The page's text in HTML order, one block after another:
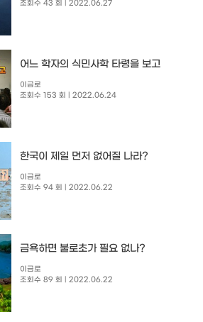
조회수 43 회 | 2022.06.27
어느 학자의 식민사학 타령을 보고
이금로
조회수 153 회
| 2022.06.24
한국이 제일 먼저 없어질 나라?
이금로
조회수 94 회
| 2022.06.22
금욕하면 불로초가 필요 없나?
이금로
조회수 89 회
| 2022.06.22